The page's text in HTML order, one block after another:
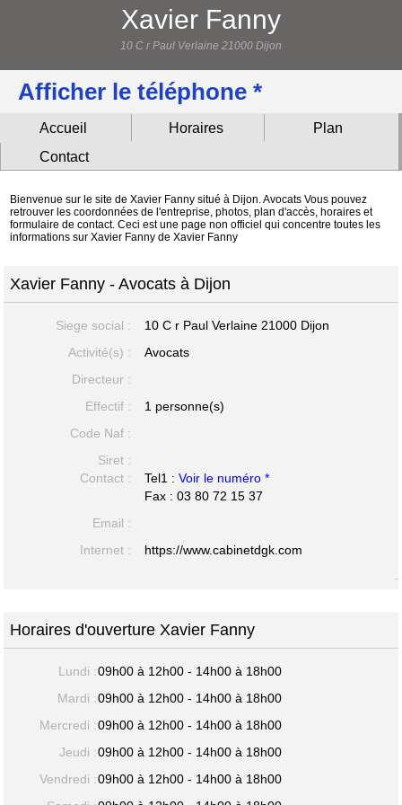
Xavier Fanny
10 C r Paul Verlaine 21000 Dijon
Afficher le téléphone *
Accueil Horaires
Plan
Contact
Bienvenue sur le site de Xavier Fanny situé à Dijon. Avocats Vous pouvez
retrouver les coordonnées de l'entreprise, photos, plan d'accès, horaires et
formulaire de contact. Ceci est une page non officiel qui concentre toutes les
informations sur Xavier Fanny de Xavier Fanny
Xavier Fanny - Avocats à Dijon
Siege social : 10 C r Paul Verlaine 21000 Dijon
Activité(s) :
Avocats
Directeur :
Effectif :
1 personne(s)
Code Naf :
Siret :
Contact :
Tel1 :Voir le numéro *
Fax : 03 80 72 15 37
Email :
Internet :
https://www.cabinetdgk.com
-
Horaires d'ouverture Xavier Fanny
Lundi :09h00 à 12h00 - 14h00 à 18h00
Mardi :09h00 à 12h00 - 14h00 à 18h00
Mercredi :09h00 à 12h00 - 14h00 à 18h00
Jeudi :09h00 à 12h00 - 14h00 à 18h00
Vendredi :09h00 à 12h00 - 14h00 à 18h00